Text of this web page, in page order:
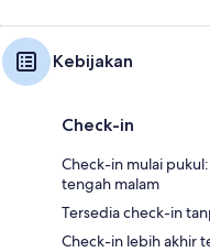
Kebijakan
Check-in
Check-in mulai
tengah malam
Tersedia check-in
Check-in lebih akhir